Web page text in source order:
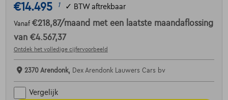
€14.495 1 ✓ BTW aftrekbaar
Vanaf €218,87/maand met een laatste maandaflossing
van €4.567,37
Ontdek het volledige cijfervoorbeeld
2370 Arendonk, Dex Arendonk Lauwers Cars bv
Vergelijk